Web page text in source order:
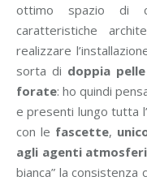
ottimo spazio di
caratteristiche
realizzare
sorta di doppia
forate: ho quindi
e presenti lungo tutta
con le fascette,
agli agenti
bianca” la